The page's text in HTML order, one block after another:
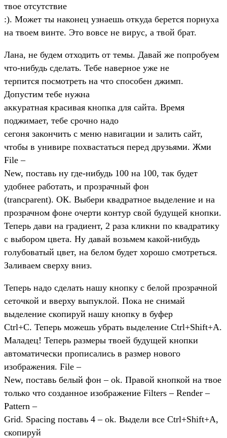
твое отсутствие
:). Может ты наконец узнаешь откуда берется порнуха
на твоем винте. Это вовсе не вирус, а твой брат.
Лана, не будем отходить от темы. Давай же попробуем
что-нибудь сделать. Тебе наверное уже не
терпится посмотреть на что способен джимп.
Допустим тебе нужна
аккуратная красивая кнопка для сайта. Время
поджимает, тебе срочно надо
сегоня закончить с меню навигации и залить сайт,
чтобы в унивире похвастаться перед друзьями. Жми
File –
New, поставь ну где-нибудь 100 на 100, так будет
удобнее работать, и прозрачный фон
(trancparent). ОК. Выбери квадратное выделение и на
прозрачном фоне очерти контур свой будущей кнопки.
Теперь дави на градиент, 2 раза кликни по квадратику
с выбором цвета. Ну давай возьмем какой-нибудь
голубоватый цвет, на белом будет хорошо смотреться.
Заливаем сверху вниз.
Теперь надо сделать нашу кнопку с белой прозрачной
сеточкой и вверху выпуклой. Пока не снимай
выделение скопируй нашу кнопку в буфер
Ctrl+C. Теперь можешь убрать выделение Ctrl+Shift+A.
Маладец! Теперь размеры твоей будущей кнопки
автоматически прописались в размер нового
изображения. File –
New, поставь белый фон – ok. Правой кнопкой на твое
только что созданное изображение Filters – Render –
Pattern –
Grid. Spacing поставь 4 – ok. Выдели все Ctrl+Shift+A,
скопируй